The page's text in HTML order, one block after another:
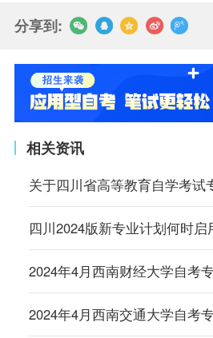
分享到:
相关资讯
四川2024版新专业计划何时
2024年4月西南财经大学自考
2024年4月西南交通大学自考